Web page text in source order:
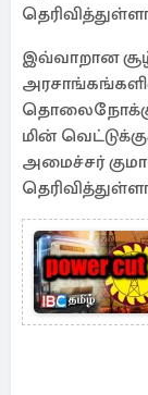
இவ்வாறான
மின்
அமைச்சர்